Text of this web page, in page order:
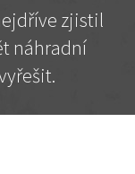
zjistil
náhradní